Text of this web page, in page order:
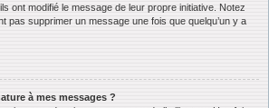
ont modifié le message de leur propre initiative. Notez
pas supprimer un message une fois que quelqu’un y a
à mes messages ?